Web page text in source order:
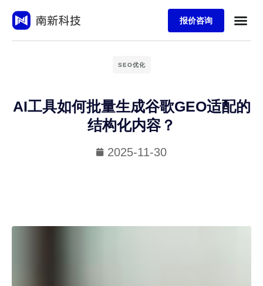
报价咨询
SEO优化
AI工具如何批量生成谷歌GEO适配的
结构化内容？
2025-11-30